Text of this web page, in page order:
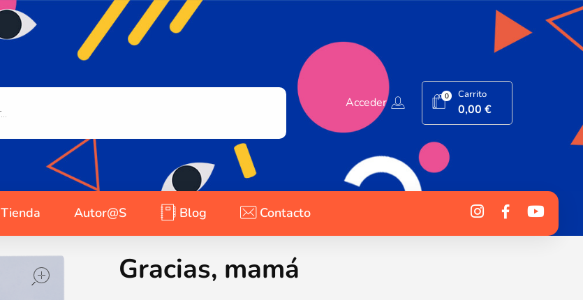
Acceder 0 Carrito
0,00€
Tienda Autor@s Blog Contacto
Gracias, mamá